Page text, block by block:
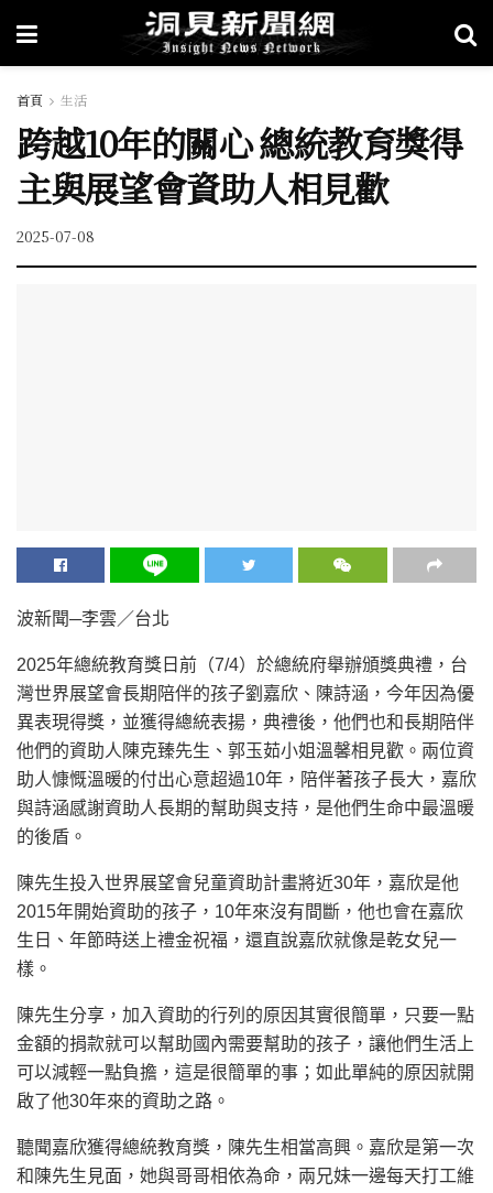
首頁 生活
跨越10年的關心 總統教育獎得
主與展望會資助人相見歡
2025-07-08
波新聞─李雲／台北
2025年總統教育獎日前（7/4）於總統府舉辦頒獎典禮，台
灣世界展望會長期陪伴的孩子劉嘉欣、陳詩涵，今年因為優
異表現得獎，並獲得總統表揚，典禮後，他們也和長期陪伴
他們的資助人陳克臻先生、郭玉茹小姐溫馨相見歡。兩位資
助人慷慨溫暖的付出心意超過10年，陪伴著孩子長大，嘉欣
與詩涵感謝資助人長期的幫助與支持，是他們生命中最溫暖
的後盾。
陳先生投入世界展望會兒童資助計畫將近30年，嘉欣是他
2015年開始資助的孩子，10年來沒有間斷，他也會在嘉欣
生日、年節時送上禮金祝福，還直說嘉欣就像是乾女兒一
樣。
陳先生分享，加入資助的行列的原因其實很簡單，只要一點
金額的捐款就可以幫助國內需要幫助的孩子，讓他們生活上
可以減輕一點負擔，這是很簡單的事；如此單純的原因就開
啟了他30年來的資助之路。
聽聞嘉欣獲得總統教育獎，陳先生相當高興。嘉欣是第一次
和陳先生見面，她與哥哥相依為命，兩兄妹一邊每天打工維